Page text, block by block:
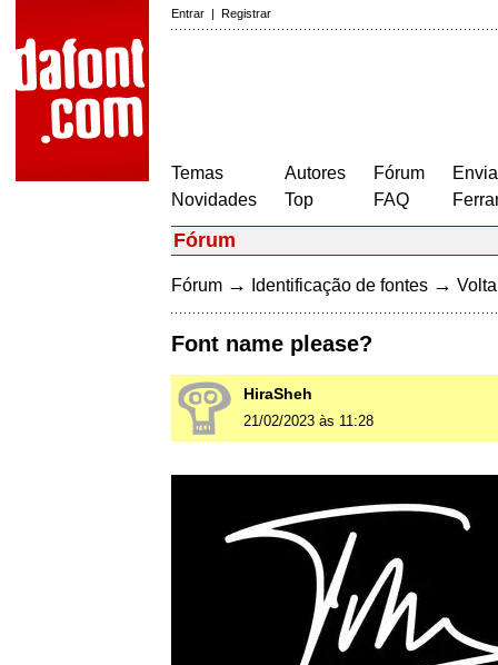
Entrar | Registrar
Temas
Novidades
Autores
Top
Fórum
FAQ
Fórum
Fórum → Identificação de fontes →
Font name please?
HiraSheh
21/02/2023 às 11:28